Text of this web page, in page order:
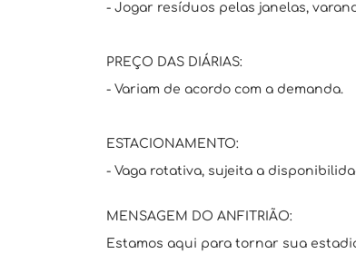
- Jogar resíduos pelas janelas,
PREÇO DAS DIÁRIAS:
- Variam de acordo com a demanda.
ESTACIONAMENTO:
- Vaga rotativa, sujeita a
MENSAGEM DO ANFITRIÃO:
Estamos aqui para tornar sua